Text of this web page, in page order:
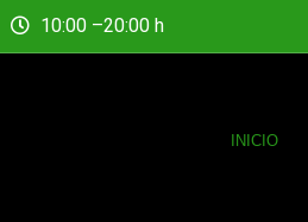
10:00 –20:00 h
INICIO